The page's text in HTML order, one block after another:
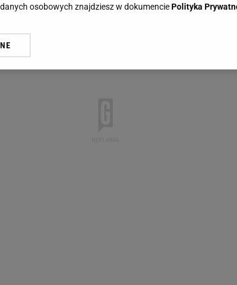
osobowych znajdziesz w dokumenciePolityka
zgodę na zainstalowanie i przechowywanie plików cookie
Twoim urządzeniu końcowym. Możesz w każdej chwili